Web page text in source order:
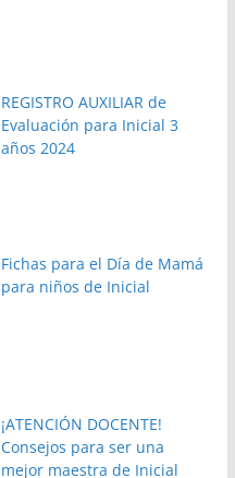
REGISTRO AUXILIAR de
Evaluación para Inicial 3
años 2024
Fichas para el Día de Mamá
para niños de Inicial
¡ATENCIÓN DOCENTE!
Consejos para ser una
mejor maestra de Inicial